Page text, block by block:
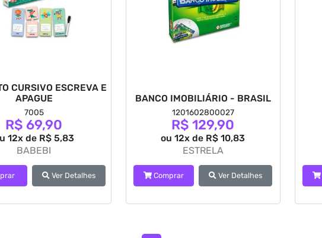
CURSIVO ESCREVA E
APAGUE
7005
R$ 69,90
12x de R$ 5,83
BABEBI
Ver Detalhes
BANCO IMOBILIÁRIO - BRASIL
1201602800027
R$ 129,90
ou 12x de R$ 10,83
ESTRELA
Comprar Ver Detalhes